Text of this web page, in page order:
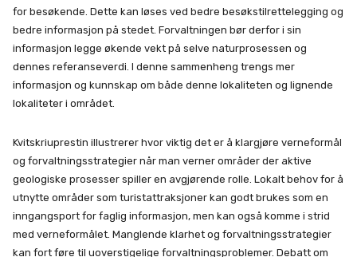
for besøkende. Dette kan løses ved bedre besøkstilrettelegging og
bedre informasjon på stedet. Forvaltningen bør derfor i sin
informasjon legge økende vekt på selve naturprosessen og
dennes referanseverdi. I denne sammenheng trengs mer
informasjon og kunnskap om både denne lokaliteten og lignende
lokaliteter i området.
Kvitskriuprestin illustrerer hvor viktig det er å klargjøre verneformål
og forvaltningsstrategier når man verner områder der aktive
geologiske prosesser spiller en avgjørende rolle. Lokalt behov for å
utnytte områder som turistattraksjoner kan godt brukes som en
inngangsport for faglig informasjon, men kan også komme i strid
med verneformålet. Manglende klarhet og forvaltningsstrategier
kan fort føre til uoverstigelige forvaltningsproblemer. Debatt om